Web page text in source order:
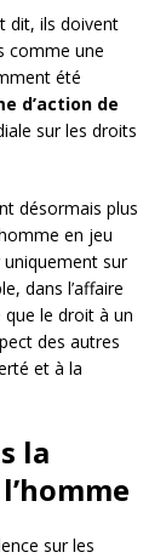
dit, ils doivent
comme une
été
d’action de
sur les droits
désormais plus
en jeu
sur
dans l’affaire
que le droit à un
des autres
et à la
la
sur les